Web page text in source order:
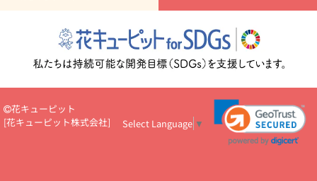
いのマナー
定年退職祝いのマナー
お祝いを贈るときのマナー・
花キューピットのお祝いコラム一覧
誕生日のお花を「色
彩心理学」で選ぶ方法
結婚祝いの予算相場
出産祝いお役立ち情
ール
新築引っ越し祝いコラム お祝い花のマナー総まとめ
職
場上司や先輩へ贈るお祝い花の正解は？
開店祝いの花 選び方ガイ
花キューピット
[花キューピット株式会社] Select Language ▼